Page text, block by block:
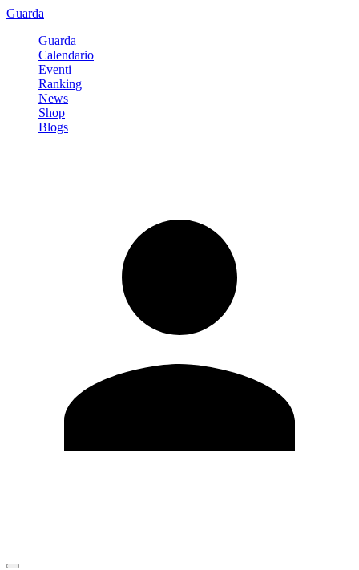
Guarda
Guarda
Calendario
Eventi
Ranking
News
Shop
Blogs